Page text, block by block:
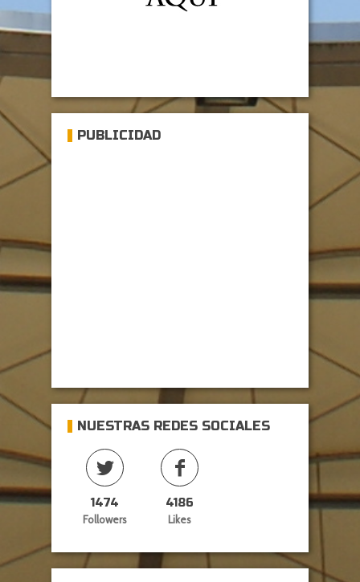
PUBLICIDAD
NUESTRAS REDES SOCIALES
1474
Followers
4186
Likes